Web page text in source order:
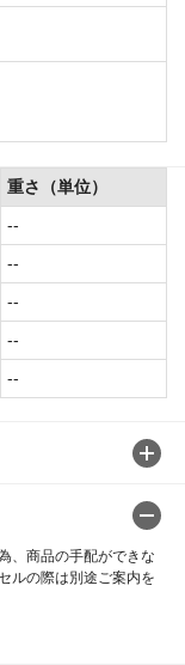
、商品の手配ができな
ルの際は別途ご案内を
重さ（単位）
--
--
--
--
--